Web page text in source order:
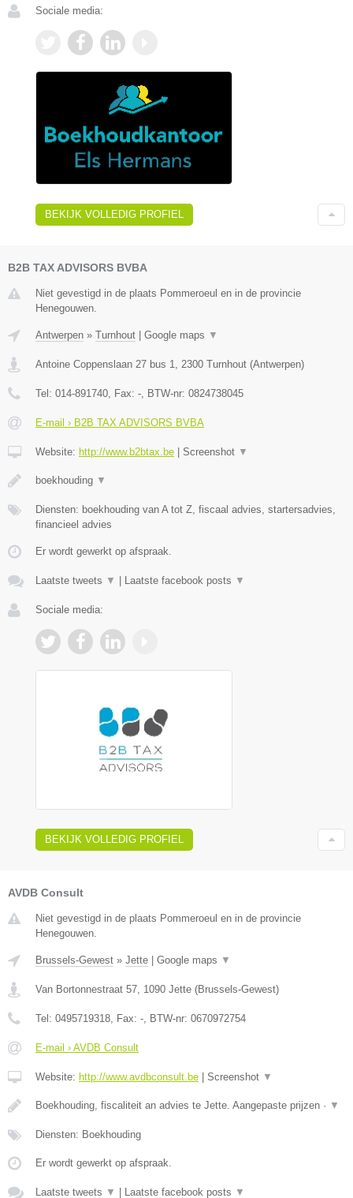
Sociale media:
BEKIJK VOLLEDIG PROFIEL
B2B TAX ADVISORS BVBA
Niet gevestigd in de plaats Pommeroeul en in de provincie
Henegouwen.
Antwerpen » Turnhout Google maps ▼
Antoine Coppenslaan 27 bus 1, 2300 Turnhout (Antwerpen)
Tel: 014-891740, Fax: -, BTW-nr: 0824738045
E-mail › B2B TAX ADVISORS BVBA
Website: http://www.b2btax.be Screenshot ▼
boekhouding ▼
Diensten: boekhouding van A tot Z, fiscaal advies, startersadvies,
financieel advies
Er wordt gewerkt op afspraak.
Laatste tweets ▼ Laatste facebook posts ▼
Sociale media:
BEKIJK VOLLEDIG PROFIEL
AVDB Consult
Niet gevestigd in de plaats Pommeroeul en in de provincie
Henegouwen.
Brussels-Gewest » Jette | Google maps ▼
Van Bortonnestraat 57 1090 Jette (Brussels-Gewest)
Tel: 0495719318 , Fax: - , BTW-nr: 0670972754
E-mail › AVDB Consult
Website: http://www.avdbconsult.be | Screenshot ▼
Boekhouding, fiscaliteit an advies te Jette. Aangepaste prijzen · ▼
Diensten: Boekhouding
Er wordt gewerkt op afspraak.
Laatste tweets ▼ | Laatste facebook posts ▼